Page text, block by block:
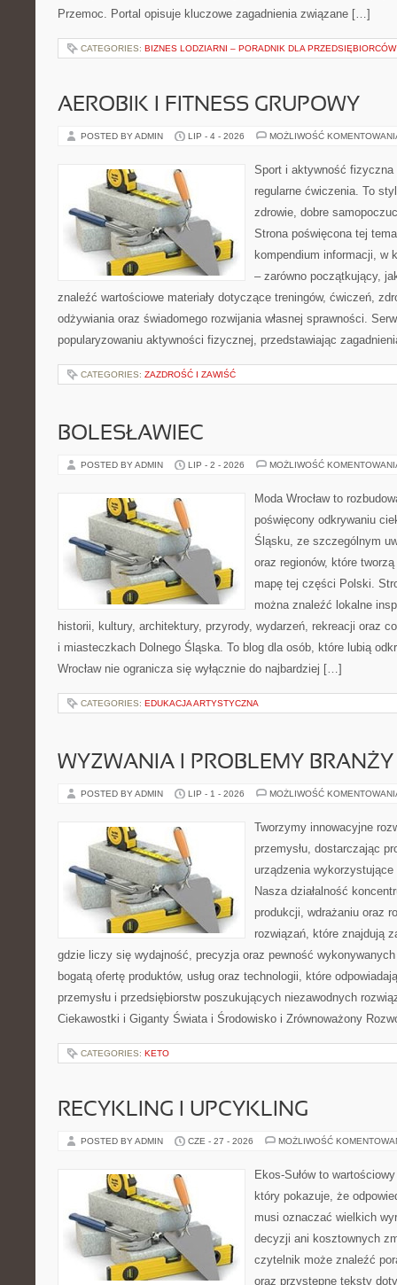
Przemoc. Portal opisuje kluczowe zagadnienia związane […]
CATEGORIES: BIZNES LODZIARNI – PORADNIK DLA PRZEDSIĘBIORCÓW
AEROBIK I FITNESS GRUPOWY
POSTED BY ADMIN LIP - 4 - 2026 MOŻLIWOŚĆ
Sport i aktywność
regularne ćwiczenia. To
zdrowie, dobre
Strona poświęcona tej
kompendium informacji, w
– zarówno początkujący,
znaleźć wartościowe materiały dotyczące treningów, ćwiczeń,
odżywiania oraz świadomego rozwijania własnej sprawności.
popularyzowaniu aktywności fizycznej, przedstawiając
CATEGORIES: ZAZDROŚĆ I ZAWIŚĆ
BOLESŁAWIEC
POSTED BY ADMIN LIP - 2 - 2026 MOŻLIWOŚĆ
Moda Wrocław to
poświęcony odkrywaniu
Śląsku, ze szczególnym
oraz regionów, które
mapę tej części Polski.
można znaleźć lokalne
historii, kultury, architektury, przyrody, wydarzeń, rekreacji oraz
i miasteczkach Dolnego Śląska. To blog dla osób, które lubią
Wrocław nie ogranicza się wyłącznie do najbardziej […]
CATEGORIES: EDUKACJA ARTYSTYCZNA
WYZWANIA I PROBLEMY BRANŻY
POSTED BY ADMIN LIP - 1 - 2026 MOŻLIWOŚĆ
Tworzymy innowacyjne
przemysłu, dostarczając
urządzenia
Nasza działalność
produkcji, wdrażaniu oraz
rozwiązań, które znajdują
gdzie liczy się wydajność, precyzja oraz pewność
bogatą ofertę produktów, usług oraz technologii, które
przemysłu i przedsiębiorstw poszukujących niezawodnych
Ciekawostki i Giganty Świata i Środowisko i Zrównoważony
CATEGORIES: KETO
RECYKLING I UPCYKLING
POSTED BY ADMIN CZE - 27 - 2026 MOŻLIWOŚĆ
Ekos-Sułów to
który pokazuje, że
musi oznaczać wielkich
decyzji ani kosztownych
czytelnik może znaleźć
oraz przystępne teksty